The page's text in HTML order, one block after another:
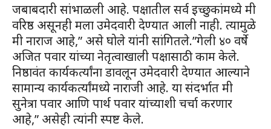
जबाबदारी सांभाळली आहे. पक्षातील सर्व इच्छुकांमध्ये मी
वरिष्ठ असूनही मला उमेदवारी देण्यात आली नाही. त्यामुळे
मी नाराज आहे,” असे घोले यांनी सांगितले.”गेली ४० वर्षे
अजित पवार यांच्या नेतृत्वाखाली पक्षासाठी काम केले.
निष्ठावंत कार्यकर्त्यांना डावलून उमेदवारी देण्यात आल्याने
सामान्य कार्यकर्त्यांमध्ये नाराजी आहे. या संदर्भात मी
सुनेत्रा पवार आणि पार्थ पवार यांच्याशी चर्चा करणार
आहे,” असेही त्यांनी स्पष्ट केले.